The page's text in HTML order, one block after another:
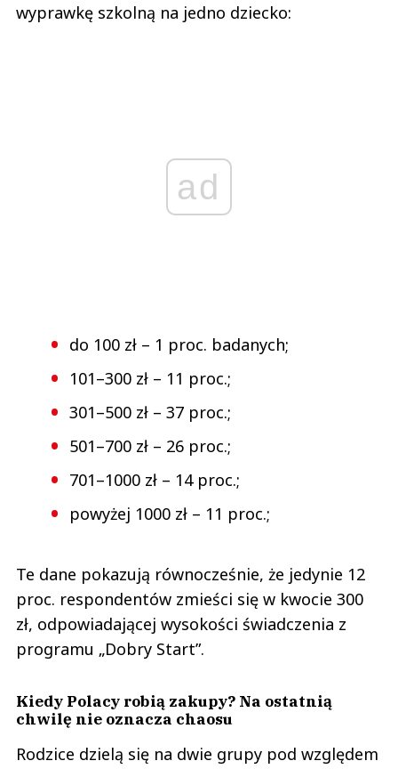
wyprawkę szkolną na jedno dziecko:
ad
do 100 zł – 1 proc. badanych;
101–300 zł – 11 proc.;
301–500 zł – 37 proc.;
501–700 zł – 26 proc.;
701–1000 zł – 14 proc.;
powyżej 1000 zł – 11 proc.;
Te dane pokazują równocześnie, że jedynie 12
proc. respondentów zmieści się w kwocie 300
zł, odpowiadającej wysokości świadczenia z
programu „Dobry Start”.
Kiedy Polacy robią zakupy? Na ostatnią
chwilę nie oznacza chaosu
Rodzice dzielą się na dwie grupy pod względem